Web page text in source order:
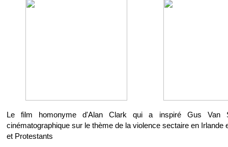
Le film homonyme d'Alan Clark qui a inspiré Gus Van
cinématographique sur le thème de la violence sectaire en Irlande
et Protestants